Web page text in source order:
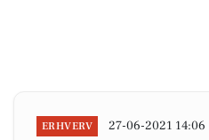
ERHVERV 27-06-2021 14:06